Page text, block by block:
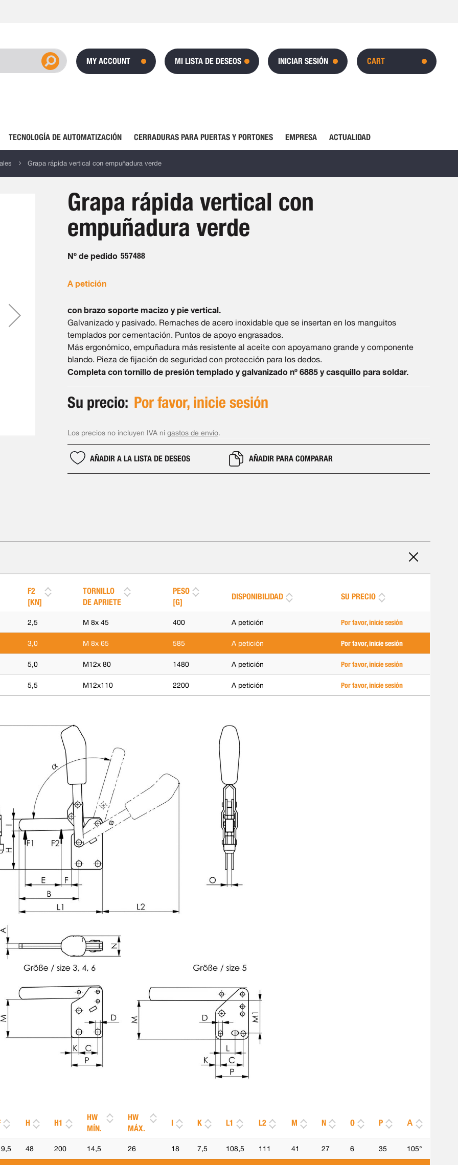
CART
MY ACCOUNT MI LISTA DE DESEOS INICIAR SESIÓN
TECNOLOGÍA DE AUTOMATIZACIÓN CERRADURAS PARA PUERTAS Y PORTONES EMPRESA ACTUALIDAD
Grapa rápida vertical con empuñadura verde
Grapa rápida vertical con
empuñadura verde
Nº de pedido 557488
A petición
con brazo soporte macizo y pie vertical.
Galvanizado y pasivado. Remaches de acero inoxidable que se insertan en los manguitos
templados por cementación. Puntos de apoyo engrasados.
Más ergonómico, empuñadura más resistente al aceite con apoyamano grande y componente
blando. Pieza de fijación de seguridad con protección para los dedos.
Completa con tornillo de presión templado y galvanizado nº 6885 y casquillo para soldar.
Su precio: Por favor, inicie sesión
Los precios no incluyen IVA ni gastos de envío.
AÑADIR A LA LISTA DE DESEOS AÑADIR PARA COMPARAR
F2
[KN]
TORNILLO
DE APRIETE
PESO
[G]
DISPONIBILIDAD SU PRECIO
2,5 M 8x 45 400 A petición Por favor, inicie sesión
3,0 M 8x 65 585 A petición Por favor, inicie sesión
5,0 M12x 80 1480 A petición Por favor, inicie sesión
5,5 M12x110 2200 A petición Por favor, inicie sesión
H H1
HW
MÍN.
HW
MÁX.
I K L1 L2 M N O P Α
48 200 14,5 26 18 7,5 108,5 111 41 27 6 35 105°